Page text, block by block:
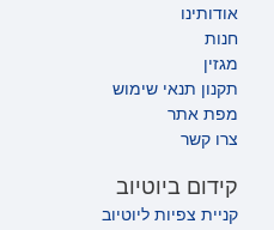
אודותינו
חנות
מגזין
תקנון תנאי שימוש
מפת אתר
צרו קשר
קידום ביוטיוב
קניית צפיות ליוטיוב